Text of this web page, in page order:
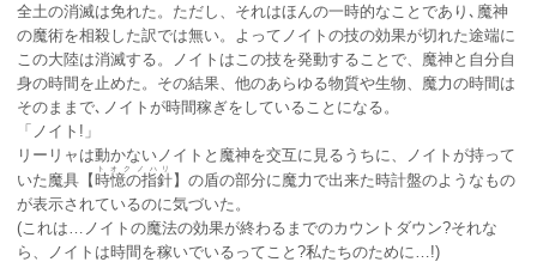
全土の消滅は免れた。ただし、それはほんの一時的なことであり､魔神
の魔術を相殺した訳では無い。よってノイトの技の効果が切れた途端に
この大陸は消滅する。ノイトはこの技を発動することで、魔神と自分自
身の時間を止めた。その結果、他のあらゆる物質や生物、魔力の時間は
そのままで､ノイトが時間稼ぎをしていることになる。
「ノイト!」
リーリャは動かないノイトと魔神を交互に見るうちに、ノイトが持って
いた魔具【 時憶の指針
トオクノハリ
】の盾の部分に魔力で出来た時計盤のようなもの
が表示されているのに気づいた。
(これは…ノイトの魔法の効果が終わるまでのカウントダウン?それな
ら、ノイトは時間を稼いでいるってこと?私たちのために…!)